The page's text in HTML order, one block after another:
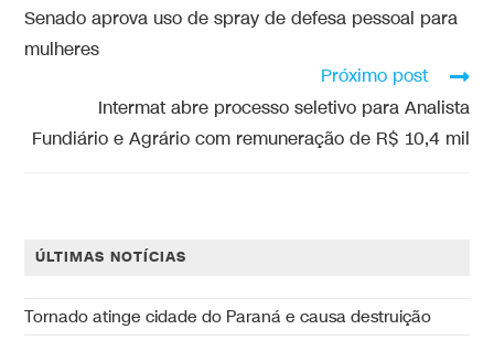
Senado aprova uso de spray de defesa pessoal para
mulheres
Próximo post
Intermat abre processo seletivo para Analista
Fundiário e Agrário com remuneração de R$ 10,4 mil
ÚLTIMAS NOTÍCIAS
Tornado atinge cidade do Paraná e causa destruição